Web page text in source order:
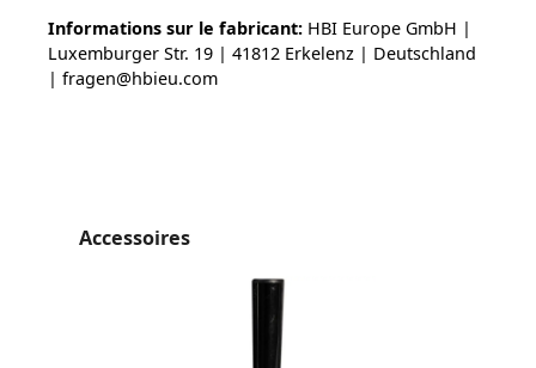
Informations sur le fabricant: HBI Europe GmbH |
Luxemburger Str. 19 | 41812 Erkelenz | Deutschland
| fragen@hbieu.com
Ignorer la galerie de produits
Accessoires